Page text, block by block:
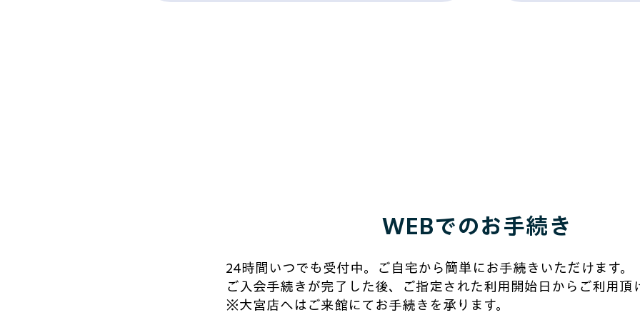
WEBでのお手続き
24時間いつでも受付中。ご自宅から簡単にお手続きいただけます。
ご入会手続きが完了した後、ご指定された利用開始日からご利用頂
※大宮店へはご来館にてお手続きを承ります。